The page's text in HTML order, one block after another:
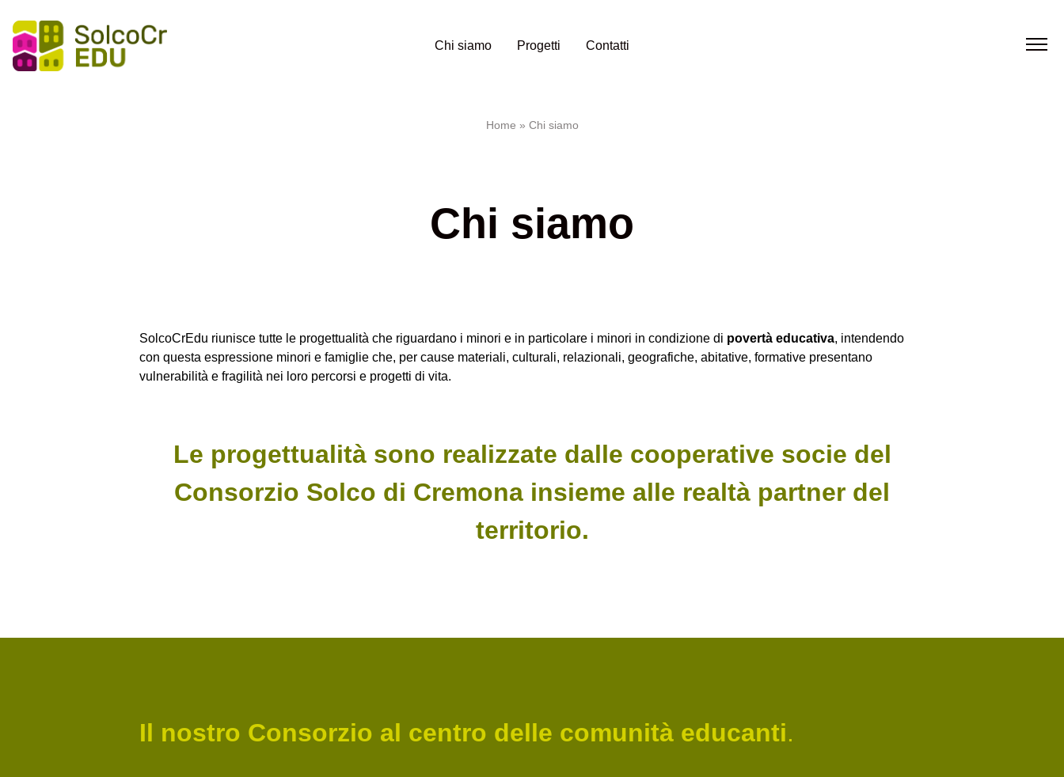
Solco06
SolcoYoung
Chi siamo Progetti Contatti
Home » Chi siamo
Chi siamo
SolcoCrEdu riunisce tutte le progettualità che riguardano i minori e in particolare i minori in condizione di povertà educativa, intendendo
con questa espressione minori e famiglie che, per cause materiali, culturali, relazionali, geografiche, abitative, formative presentano
vulnerabilità e fragilità nei loro percorsi e progetti di vita.
Le progettualità sono realizzate dalle cooperative socie del
Consorzio Solco di Cremona insieme alle realtà partner del
territorio.
Il nostro Consorzio al centro delle comunità educanti.